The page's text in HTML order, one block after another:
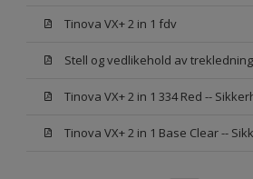
Tinova VX+ 2 in 1 fdv
Stell og vedlikehold av trekledning
Tinova VX+ 2 in 1 334 Red --
Tinova VX+ 2 in 1 Base Clear --